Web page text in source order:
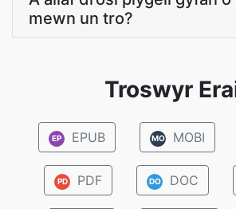
mewn un tro?
Troswyr
EP EPUB MO MOBI
PD PDF DO DOC